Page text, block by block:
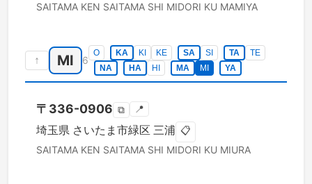
SAITAMA KEN SAITAMA SHI MIDORI KU MAMIYA
↑ MI 6
O KA KI KE SA SI TA
TE
NA
HA HI MA MI YA
〒 336-0906 ⧉ 📍
埼玉県 さいたま市緑区 三浦 📋
SAITAMA KEN SAITAMA SHI MIDORI KU MIURA